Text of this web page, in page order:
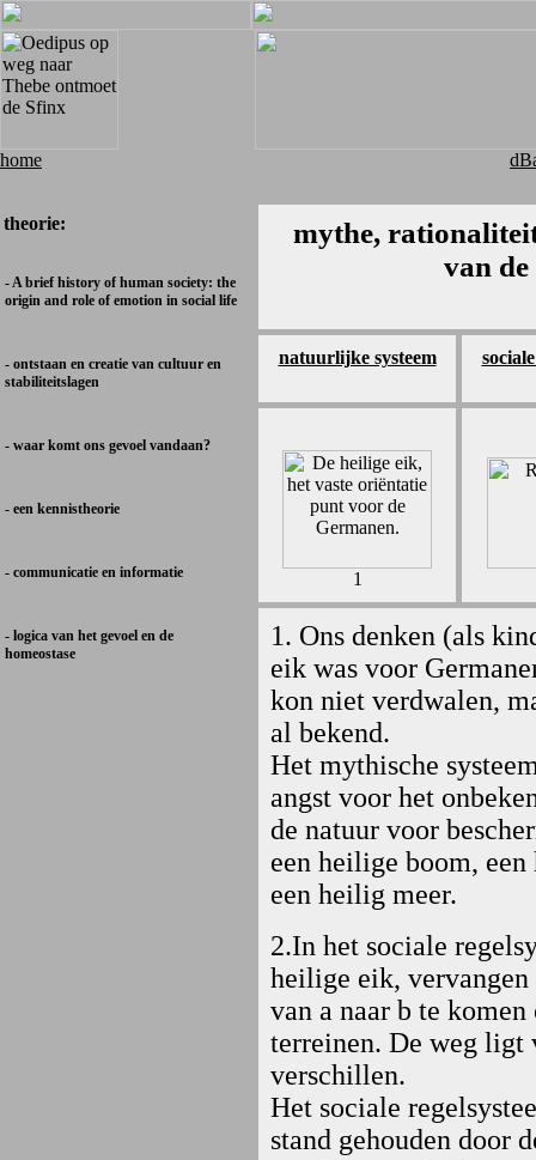
home
theorie:
- A brief history of human society: the
origin and role of emotion in social life
- ontstaan en creatie van cultuur en
stabiliteitslagen
- waar komt ons gevoel vandaan?
- een kennistheorie
- communicatie en informatie
- logica van het gevoel en de
homeostase
mythe,
van
natuurlijke systeem
1
1. Ons denken (als
eik was voor
kon niet verdwalen,
al bekend.
Het mythische
angst voor het
de natuur voor
een heilige boom,
een heilig meer.
2.In het sociale
heilige eik, vervangen
van a naar b te
terreinen. De weg ligt
verschillen.
Het sociale
stand gehouden door